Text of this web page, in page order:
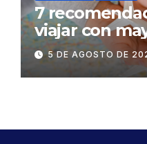
7
viajar con
dentro y
5 DE AGOSTO DE